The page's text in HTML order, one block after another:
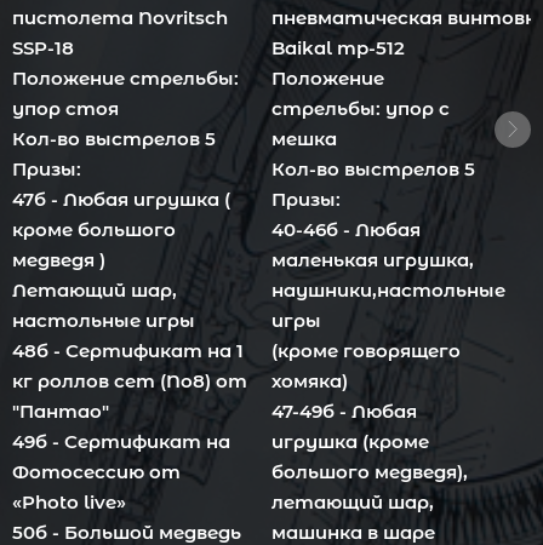
пистолета Novritsch
SSP-18
Положение стрельбы:
упор стоя
Кол-во выстрелов 5
Призы:
47б - Любая игрушка (
кроме большого
медведя )
Летающий шар,
настольные игры
48б - Сертификат на 1
кг роллов сет (No8) от
"Пантао"
49б - Сертификат на
Фотосессию от
«Photo live»
50б - Большой медведь
пневматическая
Baikal mp-512
Положение
стрельбы: упор с
мешка
Кол-во выстрелов 5
Призы:
40-46б - Любая
маленькая игрушка,
наушники,настольные
игры
(кроме говорящего
хомяка)
47-49б - Любая
игрушка (кроме
большого медведя),
летающий шар,
машинка в шаре